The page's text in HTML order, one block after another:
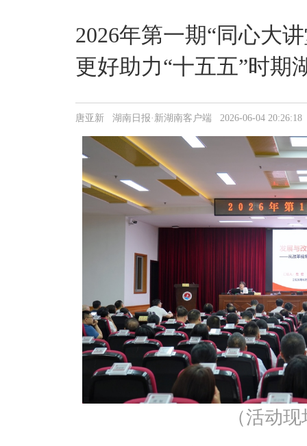
2026年第一期“同心大
更好助力“十五五”时期
唐亚新 湖南日报·新湖南客户端 2026-06-04 20:26:18
（活动